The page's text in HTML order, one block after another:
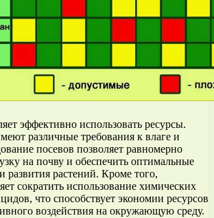
эффективно использовать ресурсы.
различные требования к влаге и
посевов позволяет равномерно
на почву и обеспечить оптимальные
развития растений. Кроме того,
сократить использование химических
что способствует экономии ресурсов
воздействия на окружающую среду.